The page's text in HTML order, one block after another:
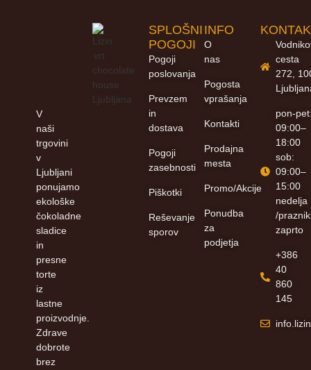
V
naši
trgovini
v
Ljubljani
ponujamo
ekološke
čokoladne
sladice
in
presne
torte
iz
lastne
proizvodnje.
Zdrave
dobrote
brez
cesta
272,
pon-
09:00–
18:00
sob:
09:00–
15:00
nedelja
/
zaprto
+386
40
860
145
INFO
O
nas
Pogosta
vprašanja
Kontakti
Prodajna
mesta
Promo/Akcije
Ponudba
za
podjetja
SPLOŠNI
POGOJI
Pogoji
poslovanja
Prevzem
in
dostava
Pogoji
zasebnosti
Piškotki
Reševanje
sporov